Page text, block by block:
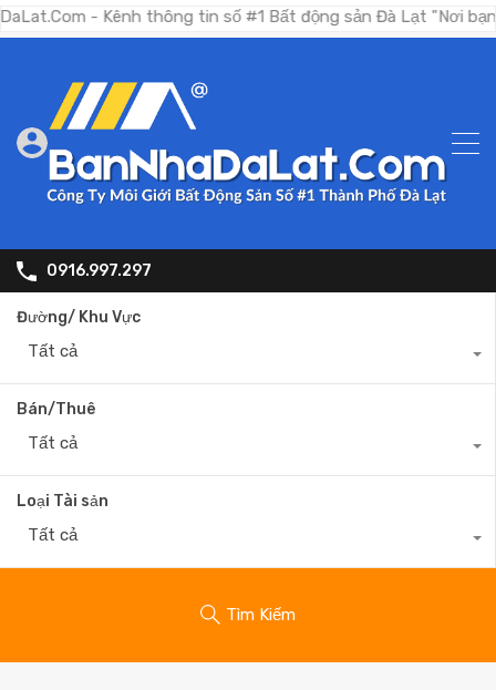
- Kênh thông tin số #1 Bất động sản Đà Lạt "Nơi bạn tìm
0916.997.297
Đường/ Khu Vực
Tất cả
Bán/Thuê
Tất cả
Loại Tài sản
Tất cả
Tìm Kiếm